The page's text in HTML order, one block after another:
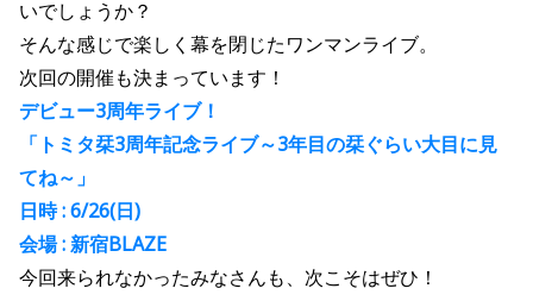
いでしょうか？
そんな感じで楽しく幕を閉じたワンマンライブ。
次回の開催も決まっています！
デビュー3周年ライブ！
「トミタ栞3周年記念ライブ～3年目の栞ぐらい大目に見
てね～」
日時 : 6/26(日)
会場 : 新宿BLAZE
今回来られなかったみなさんも、次こそはぜひ！